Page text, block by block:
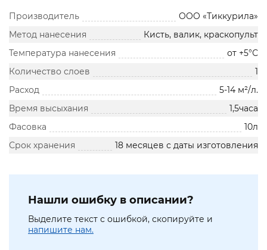
Производитель
OOO «Тиккурила»
Метод нанесения
Кисть, валик, краскопульт
Температура нанесения
от +5°С
Количество слоев
1
Расход
5-14 м²/л.
Время высыхания
1,5часа
Фасовка
10л
Срок хранения
18 месяцев с даты изготовления
Нашли ошибку в описании?
Выделите текст с ошибкой, скопируйте и
напишите нам.